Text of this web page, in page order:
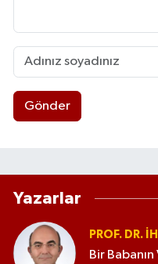
Gönder
Yazarlar
PROF. DR.
Bir